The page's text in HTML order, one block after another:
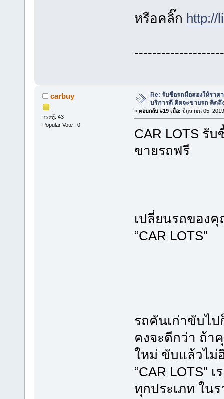
หรือคลิ๊ก http://
carbuy
กระทู้: 43
Popular Vote : 0
Re: รับซื้อรถมือสองให้ราค
บริการดี คิดจะขายรถ คิดถึ
« ตอบกลับ #19 เมื่อ: มิถุนายน 05,
CAR LOTS รั
ขายรถฟรี
เปลี่ยนรถของ
“CAR LOTS”
รถคันเก่าขับไป
คงจะดีกว่า ถ้า
ใหม่ ขับแล้วไม่
“CAR LOTS”
ทุกประเภท ใน